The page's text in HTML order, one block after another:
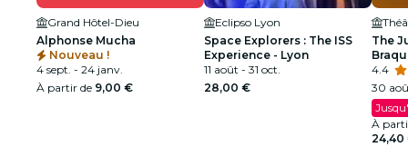
Grand Hôtel-Dieu
Alphonse Mucha
Nouveau !
4 sept. - 24 janv.
À partir de 9,00 €
Eclipso Lyon
Space Explorers : The ISS
Experience - Lyon
11 août - 31 oct.
28,00 €
The
4.4
30
À
24,40